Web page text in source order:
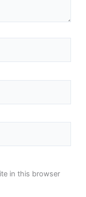
in this browser